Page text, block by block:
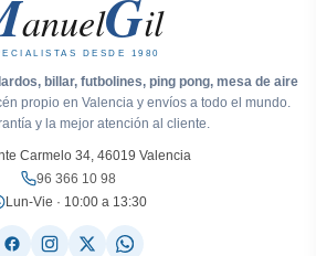
anuelGil
DESDE 1980
billar, futbolines, ping pong, mesa de aire
propio en Valencia y envíos a todo el mundo.
y la mejor atención al cliente.
Carmelo 34, 46019 Valencia
96 366 10 98
Lun-Vie · 10:00 a 13:30